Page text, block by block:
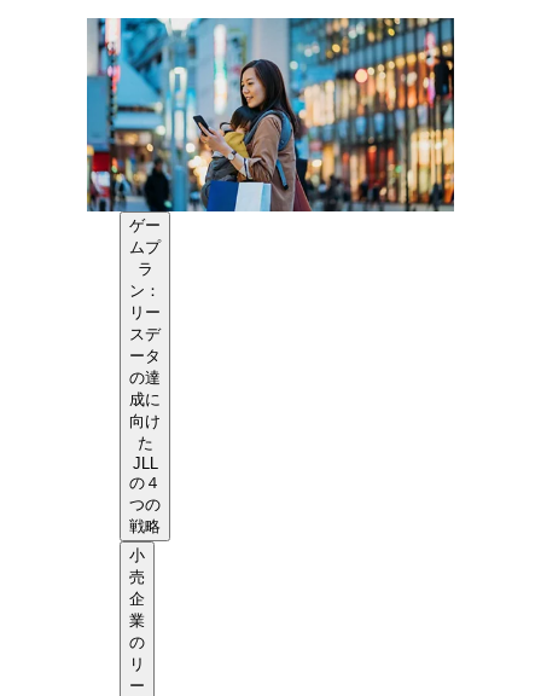
ゲー
ムプ
ラ
ン：
リー
スデ
ータ
の達
成に
向け
た
JLL
の４
つの
戦略
小
売
企
業
の
リ
ー